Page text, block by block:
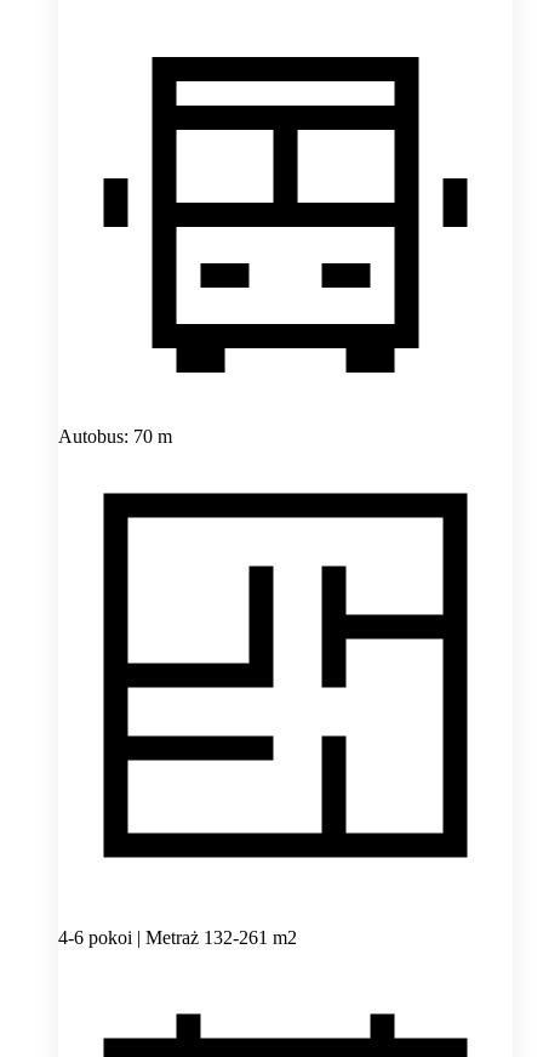
Autobus: 70 m
4-6 pokoi | Metraż 132-261 m2